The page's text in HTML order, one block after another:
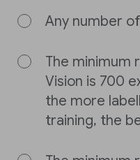
Any number
The minimum
Vision is 700
the more
training, the